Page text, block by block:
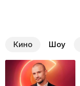
Кино Шоу